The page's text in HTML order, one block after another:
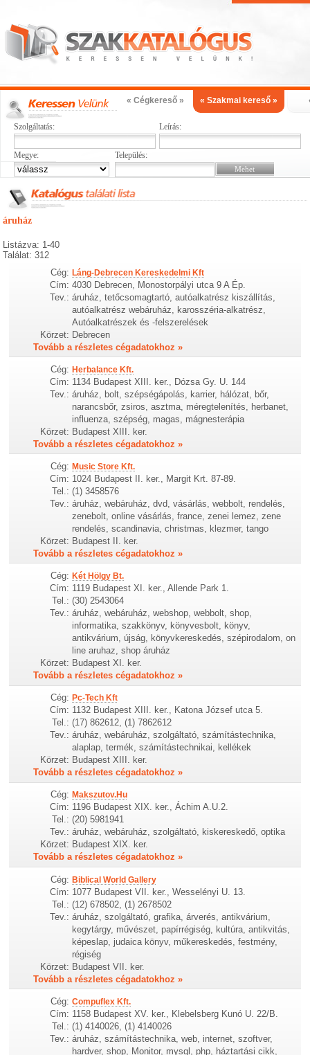
« Cégkereső » « Szakmai kereső »
Szolgáltatás: Leírás:
Megye: Település:
áruház
Listázva: 1-40
Találat: 312
Cég: Láng-Debrecen Kereskedelmi Kft
Cím: 4030 Debrecen, Monostorpályi utca 9 A Ép.
Tev.: áruház, tetőcsomagtartó, autóalkatrész kiszállítás,
autóalkatrész webáruház, karosszéria-alkatrész,
Autóalkatrészek és -felszerelések
Körzet: Debrecen
Tovább a részletes cégadatokhoz »
Cég: Herbalance Kft.
Cím: 1134 Budapest XIII. ker., Dózsa Gy. U. 144
Tev.: áruház, bolt, szépségápolás, karrier, hálózat, bőr,
narancsbőr, zsiros, asztma, méregtelenítés, herbanet,
influenza, szépség, magas, mágnesterápia
Körzet: Budapest XIII. ker.
Tovább a részletes cégadatokhoz »
Cég: Music Store Kft.
Cím: 1024 Budapest II. ker., Margit Krt. 87-89.
Tel.: (1) 3458576
Tev.: áruház, webáruház, dvd, vásárlás, webbolt, rendelés,
zenebolt, online vásárlás, france, zenei lemez, zene
rendelés, scandinavia, christmas, klezmer, tango
Körzet: Budapest II. ker.
Tovább a részletes cégadatokhoz »
Cég: Két Hölgy Bt.
Cím: 1119 Budapest XI. ker., Allende Park 1.
Tel.: (30) 2543064
Tev.: áruház, webáruház, webshop, webbolt, shop,
informatika, szakkönyv, könyvesbolt, könyv,
antikvárium, újság, könyvkereskedés, szépirodalom, on
line aruhaz, shop áruház
Körzet: Budapest XI. ker.
Tovább a részletes cégadatokhoz »
Cég: Pc-Tech Kft
Cím: 1132 Budapest XIII. ker., Katona József utca 5.
Tel.: (17) 862612, (1) 7862612
Tev.: áruház, webáruház, szolgáltató, számítástechnika,
alaplap, termék, számítástechnikai, kellékek
Körzet: Budapest XIII. ker.
Tovább a részletes cégadatokhoz »
Cég: Makszutov.Hu
Cím: 1196 Budapest XIX. ker., Áchim A.U.2.
Tel.: (20) 5981941
Tev.: áruház, webáruház, szolgáltató, kiskereskedő, optika
Körzet: Budapest XIX. ker.
Tovább a részletes cégadatokhoz »
Cég: Biblical World Gallery
Cím: 1077 Budapest VII. ker., Wesselényi U. 13.
Tel.: (12) 678502, (1) 2678502
Tev.: áruház, szolgáltató, grafika, árverés, antikvárium,
kegytárgy, művészet, papírrégiség, kultúra, antikvitás,
képeslap, judaica könyv, műkereskedés, festmény,
régiség
Körzet: Budapest VII. ker.
Tovább a részletes cégadatokhoz »
Cég: Compuflex Kft.
Cím: 1158 Budapest XV. ker., Klebelsberg Kunó U. 22/B.
Tel.: (1) 4140026, (1) 4140026
Tev.: áruház, számítástechnika, web, internet, szoftver,
hardver, shop, Monitor, mysql, php, háztartási cikk,